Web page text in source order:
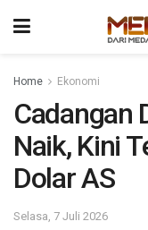
Home Ekonomi
Cadangan
Naik, Kini
Dolar AS
Selasa, 7 Juli 2026